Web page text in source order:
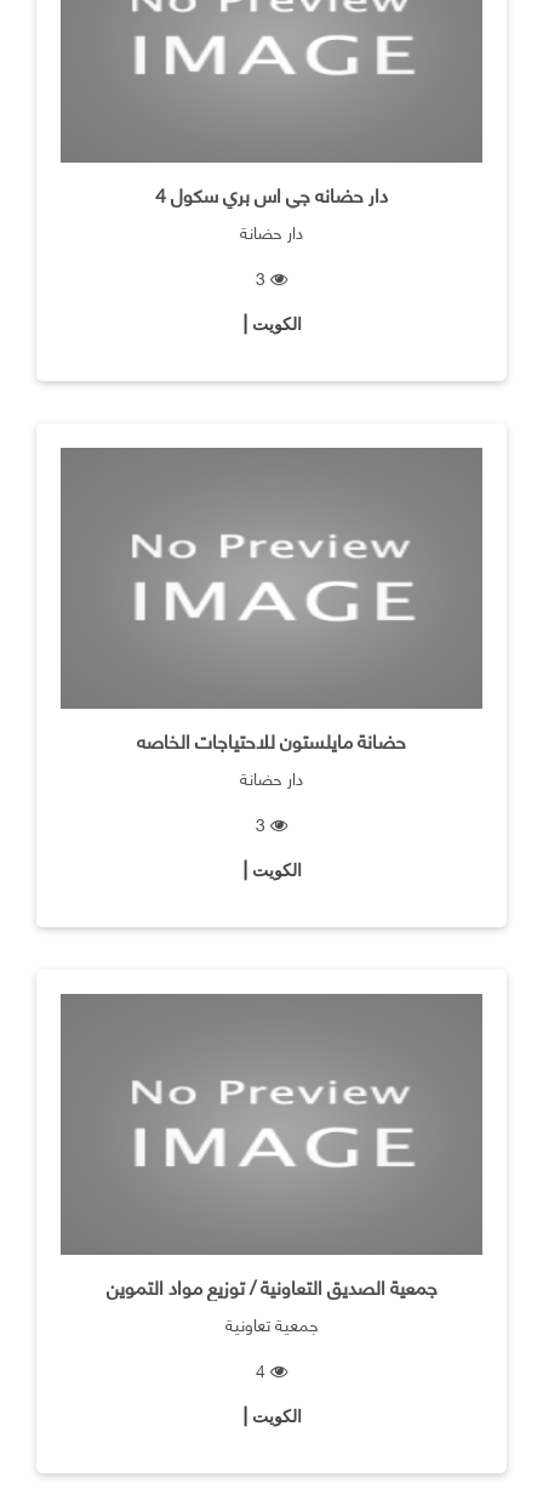
دار حضانه جي اس بري سكول 4
دار حضانة
الكويت |
حضانة مايلستون للاحتياجات الخاصه
دار حضانة
الكويت |
جمعية الصديق التعاونية / توزيع مواد التموين
جمعية تعاونية
الكويت |